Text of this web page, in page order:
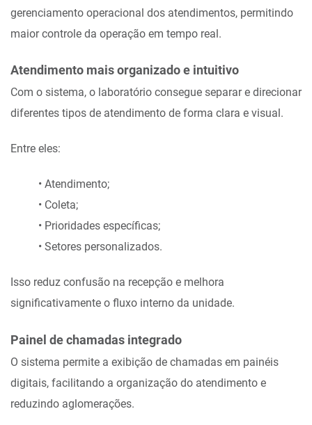
gerenciamento operacional dos atendimentos, permitindo
maior controle da operação em tempo real.
Atendimento mais organizado e intuitivo
Com o sistema, o laboratório consegue separar e direcionar
diferentes tipos de atendimento de forma clara e visual.
Entre eles:
• Atendimento;
• Coleta;
• Prioridades específicas;
• Setores personalizados.
Isso reduz confusão na recepção e melhora
significativamente o fluxo interno da unidade.
Painel de chamadas integrado
O sistema permite a exibição de chamadas em painéis
digitais, facilitando a organização do atendimento e
reduzindo aglomerações.